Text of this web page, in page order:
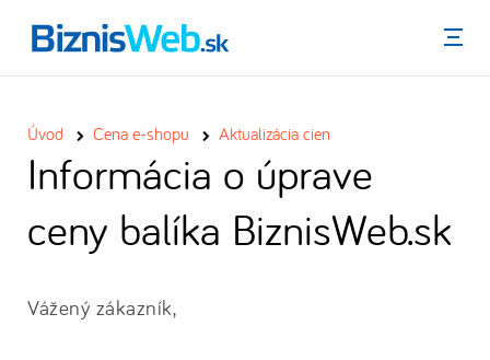
Menu
Informácia o úprave
ceny balíka BiznisWeb.sk
Úvod Cena e-shopu Aktualizácia cien
Vážený zákazník,